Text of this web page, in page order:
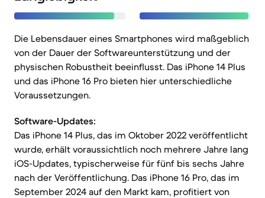
Die Lebensdauer eines Smartphones wird maßgeblich
von der Dauer der Softwareunterstützung und der
physischen Robustheit beeinflusst. Das iPhone 14 Plus
und das iPhone 16 Pro bieten hier unterschiedliche
Voraussetzungen.
Software-Updates:
Das iPhone 14 Plus, das im Oktober 2022 veröffentlicht
wurde, erhält voraussichtlich noch mehrere Jahre lang
iOS-Updates, typischerweise für fünf bis sechs Jahre
nach der Veröffentlichung. Das iPhone 16 Pro, das im
September 2024 auf den Markt kam, profitiert von